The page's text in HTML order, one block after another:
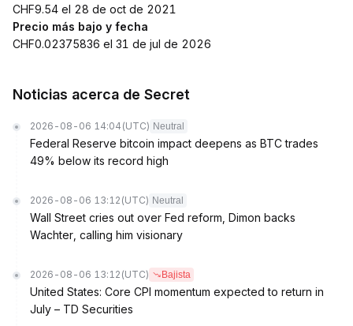
CHF9.54 el 28 de oct de 2021
Precio más bajo y fecha
CHF0.02375836 el 31 de jul de 2026
Noticias acerca de Secret
2026-08-06 14:04 (UTC) Neutral
Federal Reserve bitcoin impact deepens as BTC trades
49% below its record high
2026-08-06 13:12 (UTC) Neutral
Wall Street cries out over Fed reform, Dimon backs
Wachter, calling him visionary
2026-08-06 13:12 (UTC) Bajista
United States: Core CPI momentum expected to return in
July – TD Securities